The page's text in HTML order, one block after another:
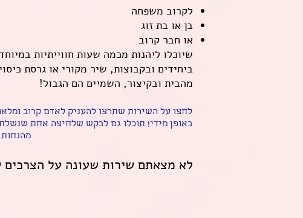
לקרוב משפחה
בן או בת זוג
או חבר קרוב
שיוכלו ליהנות מכמה שעות חווייתיות
ביחידים ובקבוצות, שיר מקורי או גרסת
מהבית ובקיצור, השמיים הם הגבול!
לחצו על השירות שתרצו להעניק לאדם קרוב
באופן מידי! תוכלו גם לבקש שלחיצה אחת
מהנחות
לא מצאתם שירות שעונה על